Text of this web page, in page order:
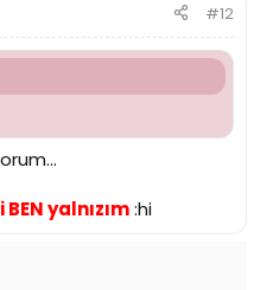
#12
yalnızım:hi